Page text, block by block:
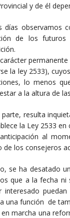
y de él
días observamos
de los
la ley 2533),
lo menos
a la altura de
resulta
la Ley 2533
al
de los consejeros
se ha desatado
que a la fecha ni
interesado
una función de
en marcha una